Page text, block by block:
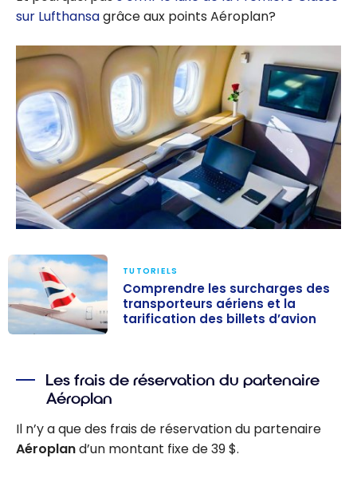
sur Lufthansagrâce aux points Aéroplan?
des
transporteurs
aériens et la
tarification des
TUTORIELS
Comprendre les surcharges des
transporteurs aériens et la
tarification des billets d’avion
Les frais de réservation du partenaire
Aéroplan
Il n’y a que des frais de réservation du partenaire
Aéropland’un montant fixe de 39 $.